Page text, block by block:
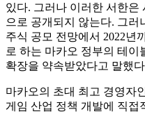
있다. 그러나 이러한 서한은
으로 공개되지 않는다. 그러
주식 공모 전망에서 2022년
로 하는 마카오 정부의 테이
확장을 약속받았다고 말했
마카오의 초대 최고 경영자
게임 산업 정책 개발에 직접